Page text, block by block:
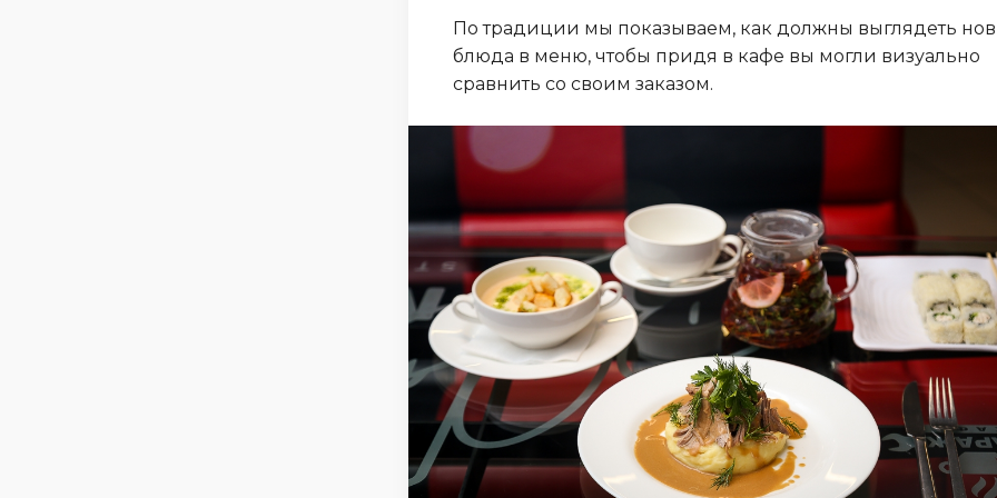
По традиции мы показываем, как должны выглядеть
блюда в меню, чтобы придя в кафе вы могли визуально
сравнить со своим заказом.